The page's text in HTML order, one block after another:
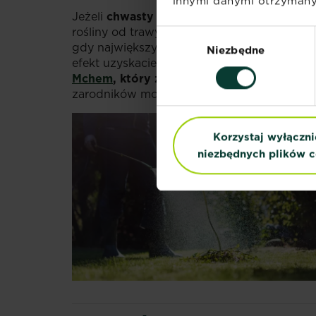
Wybór
zgody
Niezbędne
Korzystaj
niezbędnych plików
Jeżeli chwasty na trawniku
rośliny od trawy i zniszczyć je, nie
gdy największym problemem jestmech
efekt uzyskacie przy użyciu
Mchem, który zwalcza mech na trawniku
zarodników mchu.